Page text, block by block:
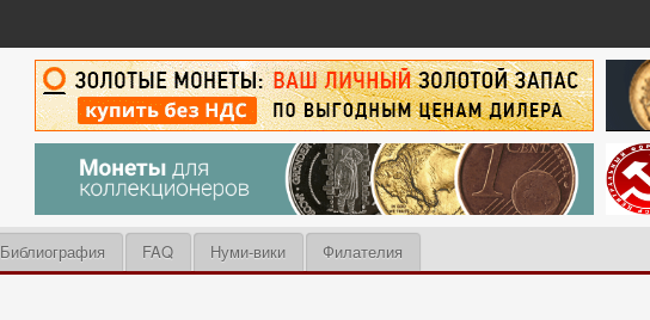
Библиография FAQ Нуми-вики Филателия